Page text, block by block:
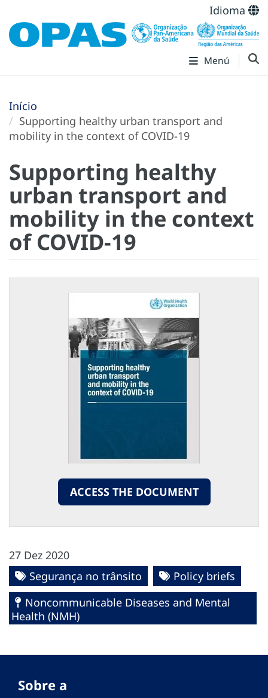
Idioma
Menú
Início
Supporting healthy urban transport and
mobility in the context of COVID-19
Supporting healthy
urban transport and
mobility in the context
of COVID-19
ACCESS THE DOCUMENT
27 Dez 2020
Segurança no trânsito
Policy briefs
Noncommunicable Diseases and Mental
Health (NMH)
Sobre a